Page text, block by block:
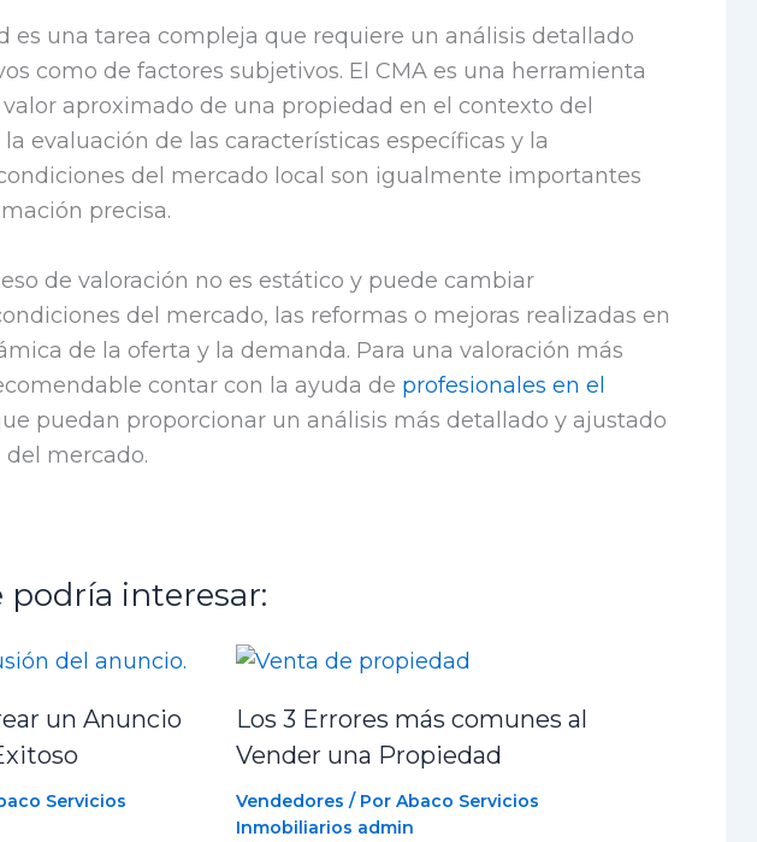
es una tarea compleja que requiere un análisis detallado
como de factores subjetivos. El CMA es una herramienta
aproximado de una propiedad en el contexto del
evaluación de las características específicas y la
del mercado local son igualmente importantes
precisa.
de valoración no es estático y puede cambiar
del mercado, las reformas o mejoras realizadas en
de la oferta y la demanda. Para una valoración más
contar con la ayuda de profesionales en el
puedan proporcionar un análisis más detallado y ajustado
mercado.
interesar:
un Anuncio
Servicios
Los 3 Errores más comunes al
Vender una Propiedad
Vendedores / Por Abaco Servicios
Inmobiliarios admin